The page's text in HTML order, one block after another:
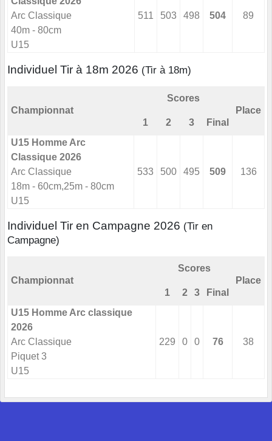
Arc Classique
40m - 80cm
U15
511 503 498 504 89
Individuel Tir à 18m 2026 (Tir à 18m)
Championnat
Scores
Place
1
2 3
Final
U15 Homme Arc
Classique 2026
Arc Classique
18m - 60cm,25m - 80cm
U15
533 500 495 509 136
Individuel Tir en Campagne 2026 (Tir en
Campagne)
Championnat
Scores
Place
1
2 3
Final
U15 Homme Arc classique
2026
Arc Classique
Piquet 3
U15
229 0 0 76 38